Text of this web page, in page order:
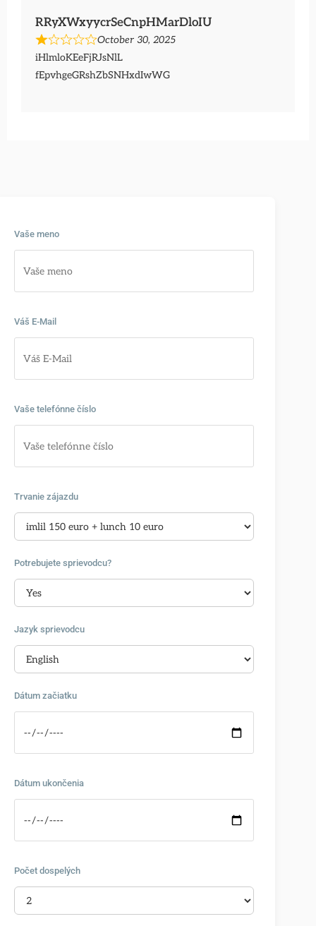
RRyXWxyycrSeCnpHMarDloIU
October 30, 2025
iHlmloKEeFjRJsNlL
fEpvhgeGRshZbSNHxdIwWG
Vaše meno
Váš E-Mail
Vaše telefónne číslo
Trvanie zájazdu
Potrebujete sprievodcu?
Jazyk sprievodcu
Dátum začiatku
Dátum ukončenia
Počet dospelých